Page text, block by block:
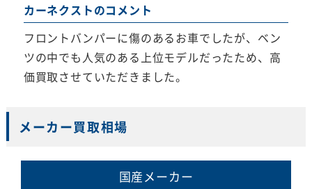
カーネクストのコメント
フロントバンパーに傷のあるお車でしたが、ベン
ツの中でも人気のある上位モデルだったため、高
価買取させていただきました。
メーカー買取相場
国産メーカー